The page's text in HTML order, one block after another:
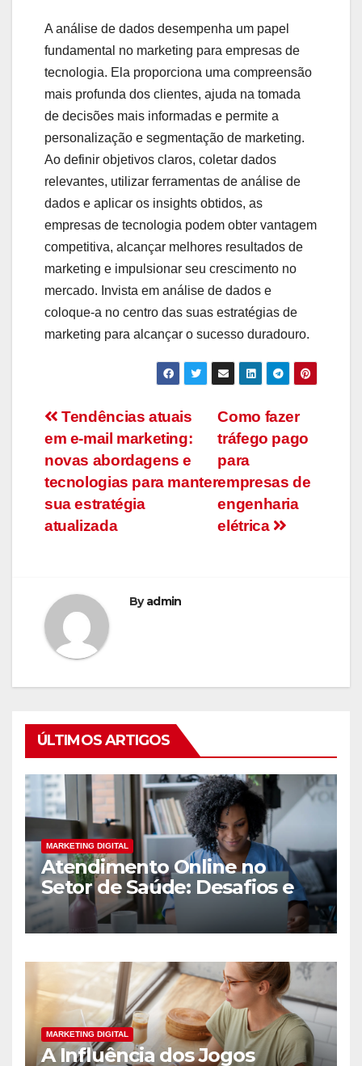
A análise de dados desempenha um papel
fundamental no marketing para empresas de
tecnologia. Ela proporciona uma compreensão
mais profunda dos clientes, ajuda na tomada
de decisões mais informadas e permite a
personalização e segmentação de marketing.
Ao definir objetivos claros, coletar dados
relevantes, utilizar ferramentas de análise de
dados e aplicar os insights obtidos, as
empresas de tecnologia podem obter vantagem
competitiva, alcançar melhores resultados de
marketing e impulsionar seu crescimento no
mercado. Invista em análise de dados e
coloque-a no centro das suas estratégias de
marketing para alcançar o sucesso duradouro.
Navegação
de
Post
Como fazer
tráfego pago
para
empresas de
engenharia
elétrica
Tendências atuais
em e-mail marketing:
novas abordagens e
tecnologias para manter
sua estratégia
atualizada
Byadmin
ÚLTIMOS ARTIGOS
MARKETING DIGITAL
Atendimento Online no
Setor de Saúde: Desafios e
Oportunidades
MARKETING DIGITAL
A Influência dos Jogos